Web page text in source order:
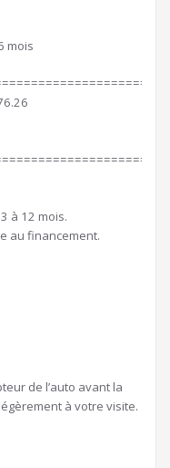
mois
à 12 mois.
au financement.
de l’auto avant la
à votre visite.